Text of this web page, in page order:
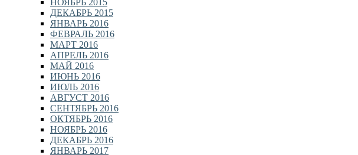
НОЯБРЬ 2015
ДЕКАБРЬ 2015
ЯНВАРЬ 2016
ФЕВРАЛЬ 2016
МАРТ 2016
АПРЕЛЬ 2016
МАЙ 2016
ИЮНЬ 2016
ИЮЛЬ 2016
АВГУСТ 2016
СЕНТЯБРЬ 2016
ОКТЯБРЬ 2016
НОЯБРЬ 2016
ДЕКАБРЬ 2016
ЯНВАРЬ 2017